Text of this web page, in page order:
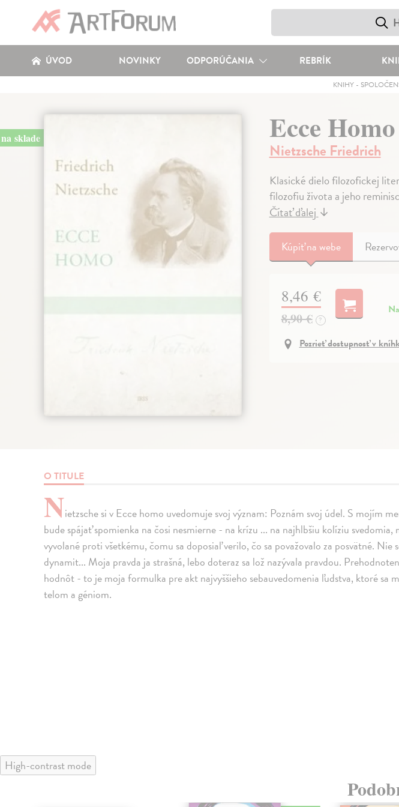
ÚVOD NOVINKY ODPORÚČANIA REBRÍK
KNIHY-
na sklade Ecce Homo
Nietzsche Friedrich
Klasické dielo filozofickej
filozofiu života a jeho
Čítať ďalej↓
Kúpiťna webe
8,46 €
8,90 € ?
Pozrieť dostupnosť v
O TITULE
Nietzsche si v Ecce homo uvedomuje svoj význam: Poznám svoj údel. S mojím
bude spájať spomienka na čosi nesmierne - na krízu ... na najhlbšiu kolíziu
vyvolané proti všetkému, čomu sa doposiaľ verilo, čo sa považovalo za posvätné. Nie
dynamit... Moja pravda ja strašná, lebo doteraz sa lož nazývala pravdou.
hodnôt - to je moja formulka pre akt najvyššieho sebauvedomenia ľudstva, ktoré sa
telom a géniom.
High-contrast mode